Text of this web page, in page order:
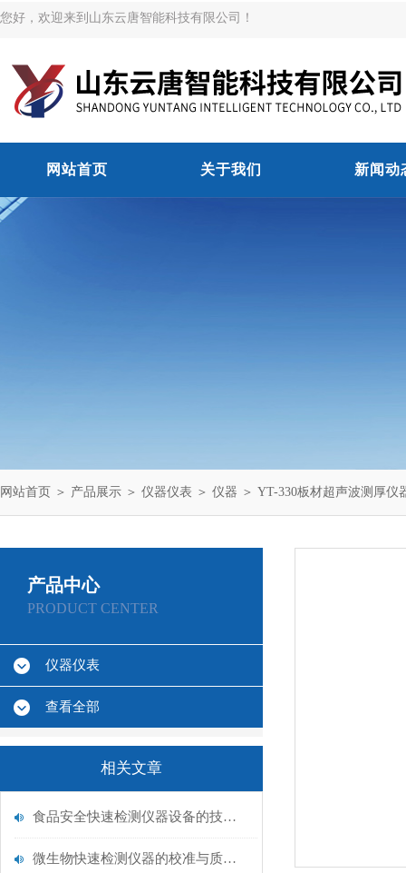
您好，欢迎来到山东云唐智能科技有限公司！
网站首页 关于我们 新闻动
网站首页 ＞ 产品展示 ＞ 仪器仪表 ＞ 仪器 ＞ YT-330板材超声波测厚仪
产品中心
PRODUCT CENTER
仪器仪表
查看全部
相关文章
食品安全快速检测仪器设备的技术演进与应用场景
微生物快速检测仪器的校准与质控：保证结果准确性的黄金法则